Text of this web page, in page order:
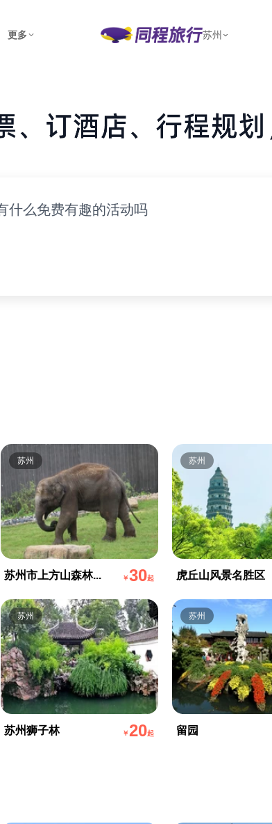
更多 苏州
苏州
苏州市上方山森林... ￥30起
苏州
虎丘山风景名胜区
苏州
苏州狮子林 ￥20起
苏州
留园